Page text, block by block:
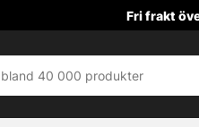
Fri frakt